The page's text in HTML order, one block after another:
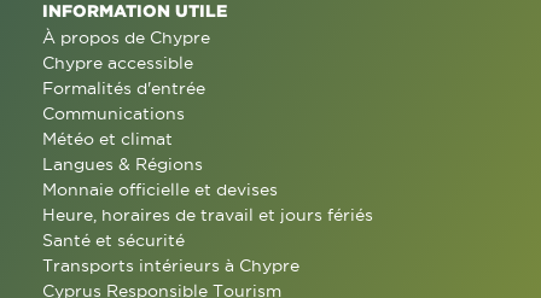
INFORMATION UTILE
À propos de Chypre
Chypre accessible
Formalités d'entrée
Communications
Météo et climat
Langues & Régions
Monnaie officielle et devises
Heure, horaires de travail et jours fériés
Santé et sécurité
Transports intérieurs à Chypre
Cyprus Responsible Tourism